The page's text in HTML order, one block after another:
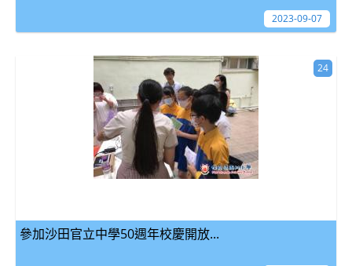
2023-09-07
參加沙田官立中學50週年校慶開放...
24